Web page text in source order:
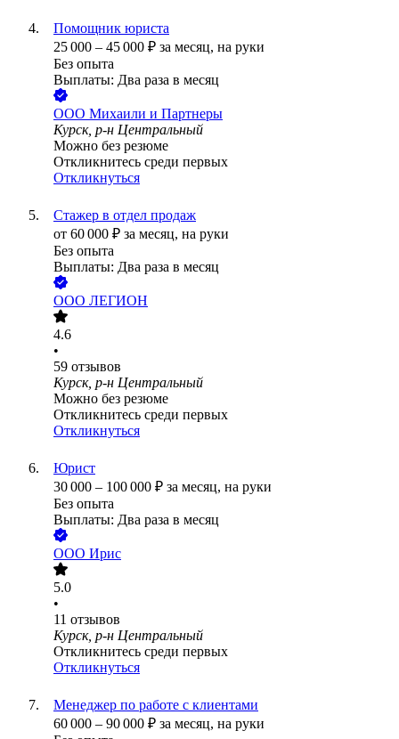
Помощник юриста
25 000 – 45 000 ₽ за месяц, на руки
Без опыта
Выплаты: Два раза в месяц
ООО Михаили и Партнеры
Курск, р-н Центральный
Можно без резюме
Откликнитесь среди первых
Откликнуться
Стажер в отдел продаж
от 60 000 ₽ за месяц, на руки
Без опыта
Выплаты: Два раза в месяц
ООО ЛЕГИОН
4.6
•
59 отзывов
Курск, р-н Центральный
Можно без резюме
Откликнитесь среди первых
Откликнуться
Юрист
30 000 – 100 000 ₽ за месяц, на руки
Без опыта
Выплаты: Два раза в месяц
ООО Ирис
5.0
•
11 отзывов
Курск, р-н Центральный
Откликнитесь среди первых
Откликнуться
Менеджер по работе с клиентами
60 000 – 90 000 ₽ за месяц, на руки